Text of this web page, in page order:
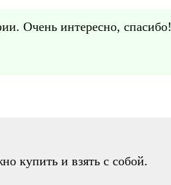
Очень интересно, спасибо!
купить и взять с собой.